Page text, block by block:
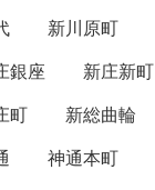
新川原町
銀座 新庄新町
町 新総曲輪
神通本町